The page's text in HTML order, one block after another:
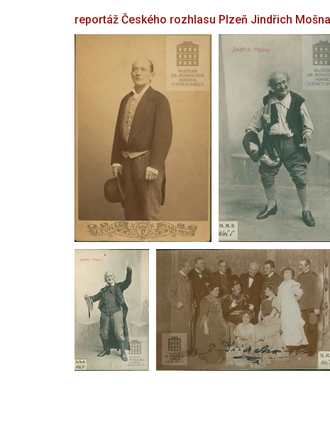
reportáž Českého rozhlasu Plzeň Jindřich Mošna